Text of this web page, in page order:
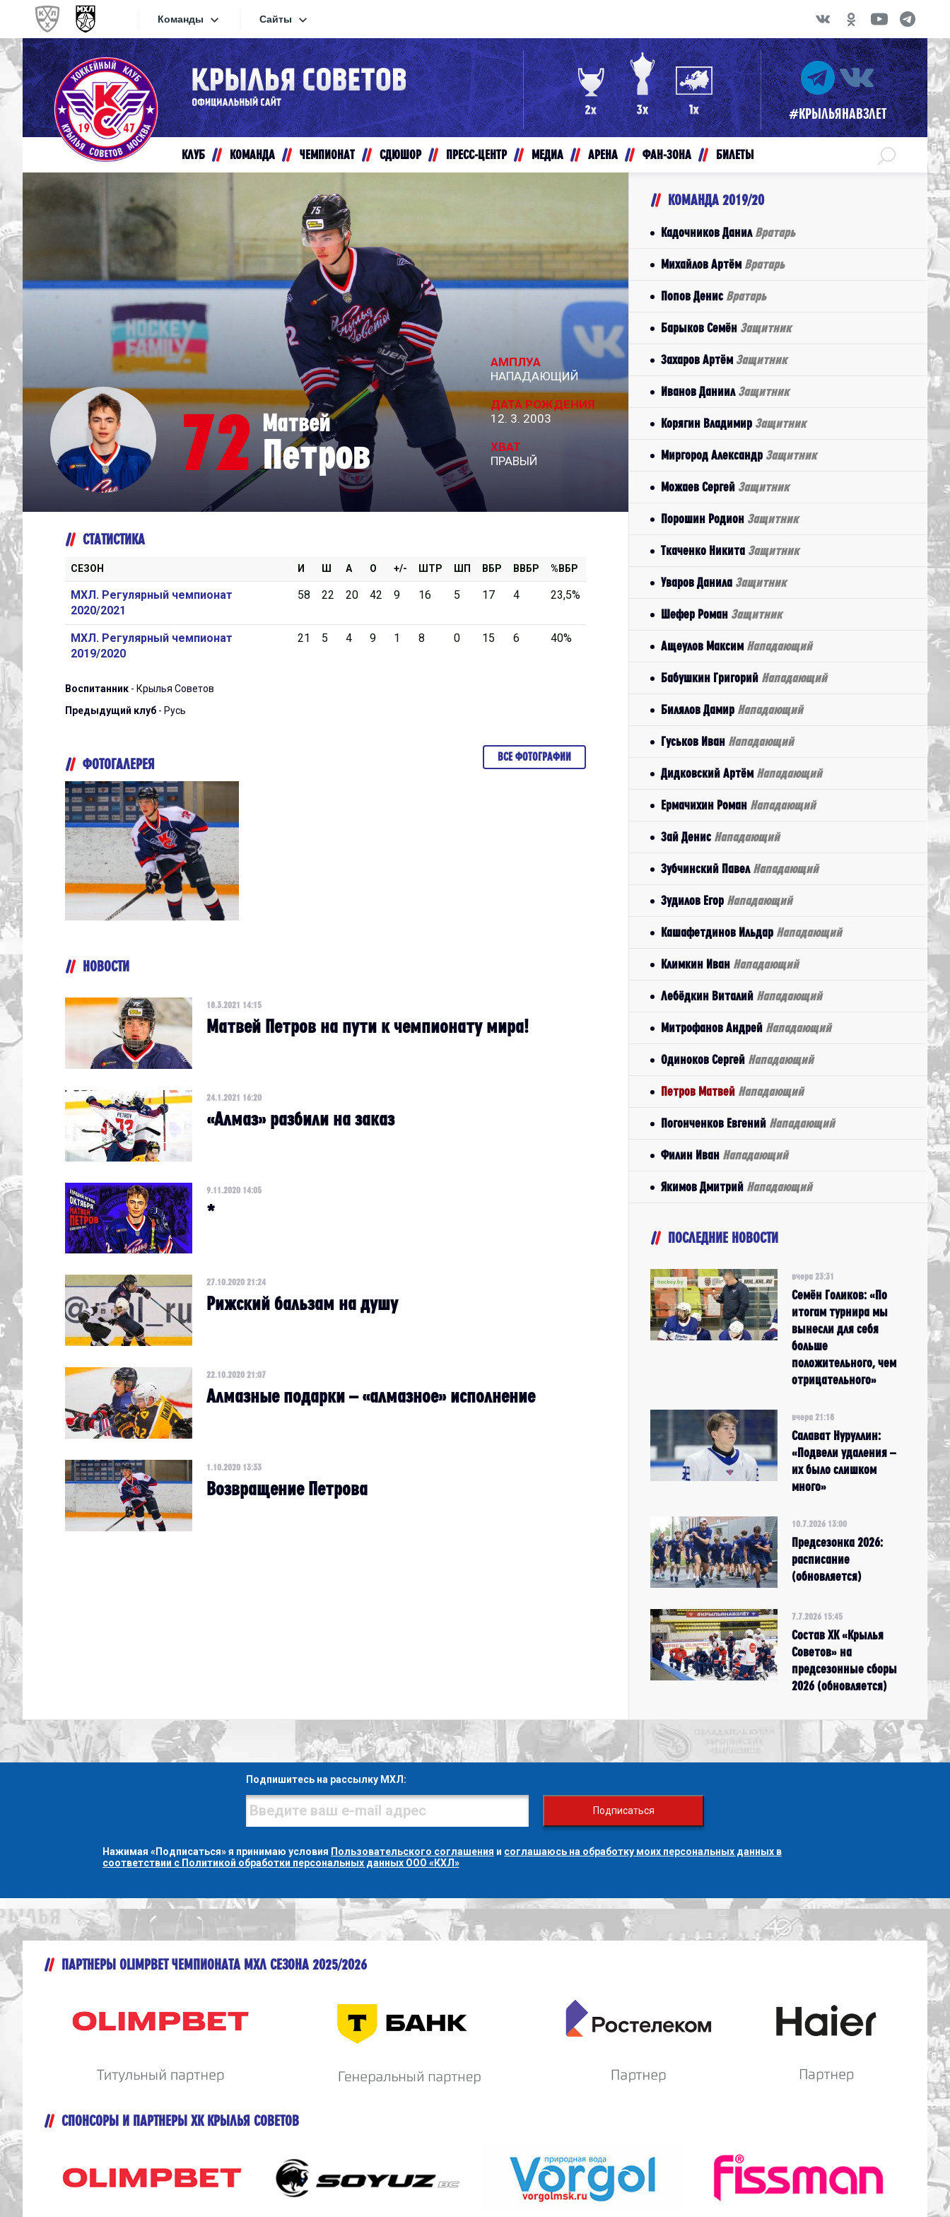
Команды
Конференция «Запад»
Дивизион Золотой
Академия Михайлова
МХК Динамо СПб
МХК Спартак
Дивизион Серебряный
Академия СКА
Амурские Тигры
Красная Машина-Юниор
Крылья Советов
МХК Динамо-Карелия
МХК Спартак-МАХ
Конференция «Восток»
Дивизион Золотой
Авто
Стальные Лисы
Чайка
Дивизион Серебряный
АКМ-Новомосковск
Красноярские Рыси
Ладья
Локо-76
МХК Молот
Реактор
Сибирские Cнайперы
Спутник Ал
Сайты
Сайты
Видеотрансляции
Хайлайты
Интернет-магазин
Приложение МХЛ
#КРЫЛЬЯНАВЗЛЕТ
КЛУБ КОМАНДА ЧЕМПИОНАТ СДЮШОР ПРЕСС-ЦЕНТР МЕДИА АРЕНА ФАН-ЗОНА БИЛЕТЫ
72 Матвей
Петров
АМПЛУА
НАПАДАЮЩИЙ
ДАТА РОЖДЕНИЯ
12. 3. 2003
ХВАТ
ПРАВЫЙ
СТАТИСТИКА
СЕЗОН И Ш А О +/- ШТР ШП ВБР ВВБР %ВБР
МХЛ. Регулярный чемпионат
2020/2021
58 22 20 42 9 16 5 17 4 23,5%
МХЛ. Регулярный чемпионат
2019/2020
21 5 4 9 1 8 0 15 6 40%
Воспитанник - Крылья Советов
Предыдущий клуб - Русь
ФОТОГАЛЕРЕЯ ВСЕ ФОТОГРАФИИ
НОВОСТИ
18.3.2021 14:15
Матвей Петров на пути к чемпионату мира!
24.1.2021 16:20
«Алмаз» разбили на заказ
9.11.2020 14:05
*
27.10.2020 21:24
Рижский бальзам на душу
22.10.2020 21:07
Алмазные подарки – «алмазное» исполнение
1.10.2020 13:33
Возвращение Петрова
КОМАНДА 2019/20
Кадочников Данил Вратарь
Михайлов Артём Вратарь
Попов Денис Вратарь
Барыков Семён Защитник
Захаров Артём Защитник
Иванов Даниил Защитник
Корягин Владимир Защитник
Миргород Александр Защитник
Можаев Сергей Защитник
Порошин Родион Защитник
Ткаченко Никита Защитник
Уваров Данила Защитник
Шефер Роман Защитник
Ащеулов Максим Нападающий
Бабушкин Григорий Нападающий
Билялов Дамир Нападающий
Гуськов Иван Нападающий
Дидковский Артём Нападающий
Ермачихин Роман Нападающий
Зай Денис Нападающий
Зубчинский Павел Нападающий
Зудилов Егор Нападающий
Кашафетдинов Ильдар Нападающий
Климкин Иван Нападающий
Лебёдкин Виталий Нападающий
Митрофанов Андрей Нападающий
Одиноков Сергей Нападающий
Петров Матвей Нападающий
Погонченков Евгений Нападающий
Филин Иван Нападающий
Якимов Дмитрий Нападающий
ПОСЛЕДНИЕ НОВОСТИ
вчера 23:31
Семён Голиков: «По
итогам турнира мы
вынесли для себя
больше
положительного, чем
отрицательного»
вчера 21:18
Салават Нуруллин:
«Подвели удаления –
их было слишком
много»
10.7.2026 13:00
Предсезонка 2026:
расписание
(обновляется)
7.7.2026 15:45
Состав ХК «Крылья
Советов» на
предсезонные сборы
2026 (обновляется)
Подпишитесь на рассылку МХЛ:
Подписаться
Нажимая «Подписаться» я принимаю условия Пользовательского соглашения и соглашаюсь на обработку моих персональных данных в
соответствии с Политикой обработки персональных данных ООО «КХЛ»
ПАРТНЕРЫ OLIMPBET ЧЕМПИОНАТА МХЛ СЕЗОНА 2025/2026
СПОНСОРЫ И ПАРТНЕРЫ ХК КРЫЛЬЯ СОВЕТОВ